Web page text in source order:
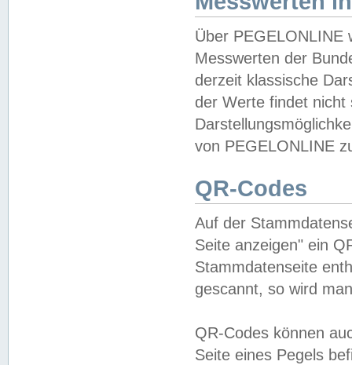
Über PEGELONLINE
Messwerten der
derzeit klassische
der Werte findet
von PEGELONLINE
QR-Codes
Auf der
Seite anzeigen" ein
Stammdatenseite
gescannt, so wird
QR-Codes können
Seite eines Pegels